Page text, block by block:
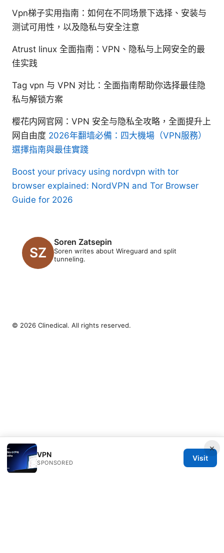
Vpn梯子实用指南：如何在不同场景下选择、安装与
测试可用性，以及隐私与安全注意
Atrust linux 全面指南：VPN、隐私与上网安全的最
佳实践
Tag vpn 与 VPN 对比：全面指南帮助你选择最佳隐
私与解锁方案
樱花内网官网：VPN 安全与隐私全攻略，全面提升上
网自由度 2026年翻墙必備：四大機場（VPN服務）
選擇指南與最佳實踐
Boost your privacy using nordvpn with tor
browser explained: NordVPN and Tor Browser
Guide for 2026
Soren Zatsepin
Soren writes about Wireguard and split
tunneling.
×
VPN
SPONSORED
Visit
© 2026 Clinedical. All rights reserved.